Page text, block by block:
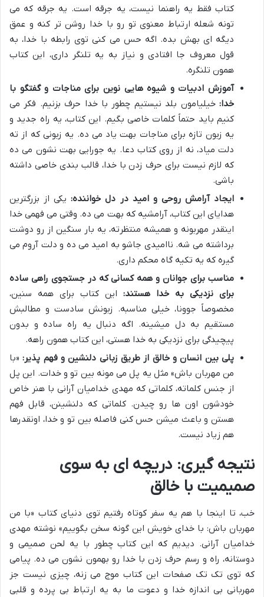
کتاب فقط یه راهنما نیست، یه جرقه است. یه جرقه که می
تونه شعله ارتباط معنوی تو رو با خدا روشن تر کنه و عمق
دیگه ای بهش بده. اگه حس می کنی توی رابطه با خدا، به
قول معروف جا افتادی و نیاز به یه تلنگر داری، این کتاب
همون تلنگره.
آموزش ادبیات و شیوه هایی نوین برای مناجات و گفتگو با
خدا: خیلیامون بلد نیستیم چطور با خدا حرف بزنیم. فکر می
کنیم باید حتماً کلمات خاصی بگیم. این کتاب، یه راه جدید و
یه زبون تازه برای مناجات بهت یاد می ده. یه زبونی که از ته
دلت میاد، نه از روی کتاب دعا. یه جورایی بهت نشون می ده
که لازم نیست برای حرف زدن با خدا، قالب بندی خاصی داشته
باشی.
ایجاد آرامش روحی و امید در دل خواننده:یکی از بزرگترین
هدایای این کتاب، آرامشیه که بهت می ده. وقتی می فهمی خدا
اینقدر مهربونه و همیشه منتظرته، یه بار سنگین از رو دوشت
برداشته می شه. ناامیدی جاشو به امید می ده و دلت آروم می
گیره که یه تکیه گاه محکم داری.
مناسب برای جوانان و همه کسانی که در جستجوی راهی ساده
برای نزدیکی به خدا هستند: این کتاب برای همه سنین،
مخصوصاً جوونا، خیلی مناسبه. زبونش سادست و مطالبش
مستقیم به دل میشینه. اگه دنبال یه راه ساده و بدون
پیچیدگی برای نزدیکی به خدا هستی، این کتاب همون راهه.
پلی بین انسان و خالق از طریق زبانی دلنشین و فهم پذیر:«با
من مهربان باش» مثل یه پل می مونه بین تو و خدات. این پل
از جنس کلماته، کلماتی که مهدی خدامیان آرانی با هنر خاص
خودشون اون ها رو چیدن. کلماتی که دلنشینن، قابل فهم
هستن و باعث میشن حس کنی فاصله بین تو و خدا، اونقدرها
هم زیاد نیست.
نتیجه گیری: دریچه ای به سوی
صمیمیت با خالق
خب، تا اینجا با هم یه سفر کوتاه رفتیم توی دنیای کتاب «با من
مهربان باش: با خدای خویش این گونه سخن بگوییم» نوشته مهدی
خدامیان آرانی. دیدیم که این کتاب چطور با یه لحن صمیمی و
دوستانه، راه و رسم حرف زدن با خدا رو بهمون نشون می ده. پیامی
که توی تک تک صفحات این کتاب موج می زنه، چیزی نیست جز
مهربانی بی اندازه خدا و دعوت ما به یه ارتباط بی پرده و قلبی